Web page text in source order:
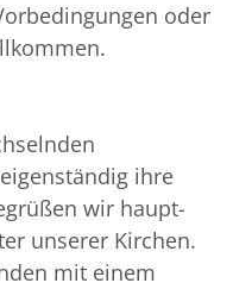
oder
ihre
wir haupt-
unserer Kirchen.
mit einem